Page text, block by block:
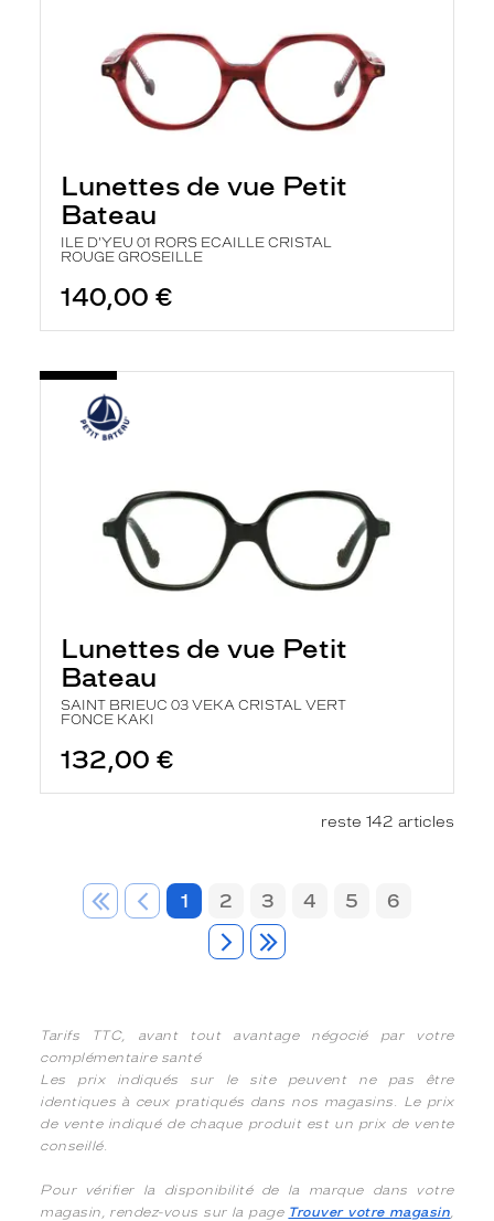
Lunettes de vue Petit
Bateau
ILE D'YEU 01 RORS ECAILLE CRISTAL
ROUGE GROSEILLE
140,00 €
Lunettes de vue Petit
Bateau
SAINT BRIEUC 03 VEKA CRISTAL VERT
FONCE KAKI
132,00 €
reste 142 articles
1 2 3 4 5 6
Tarifs TTC, avant tout avantage négocié par votre
complémentaire santé
Les prix indiqués sur le site peuvent ne pas être
identiques à ceux pratiqués dans nos magasins. Le prix
de vente indiqué de chaque produit est un prix de vente
conseillé.
Pour vérifier la disponibilité de la marque dans votre
magasin, rendez-vous sur la page Trouver votre magasin,